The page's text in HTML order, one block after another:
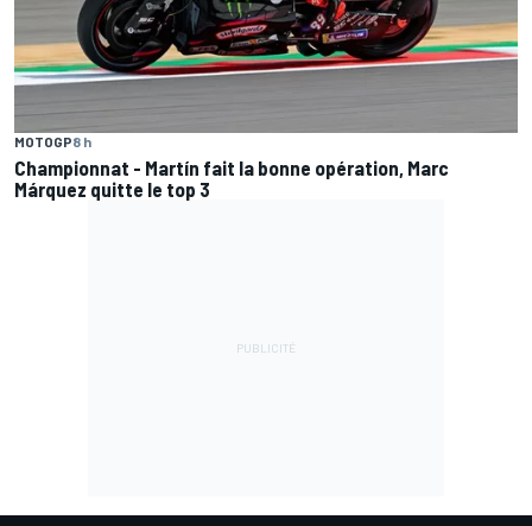
MOTOGP8 h
Championnat - Martín fait la bonne opération, Marc
Márquez quitte le top 3